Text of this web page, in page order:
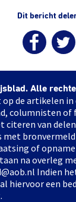
Dit bericht
Alle
de artikelen
columnisten of
citeren van
of
na overleg
Indien
hiervoor een